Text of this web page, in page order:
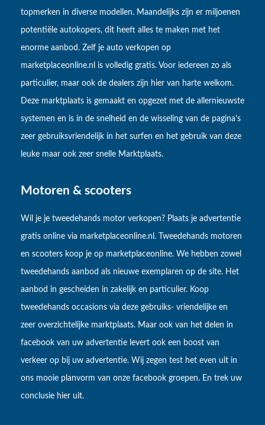
topmerken in diverse modellen. Maandelijks zijn er miljoenen
potentiële autokopers, dit heeft alles te maken met het
enorme aanbod. Zelf je auto verkopen op
marketplaceonline.nl is volledig gratis. Voor iedereen zo als
particulier, maar ook de dealers zijn hier van harte welkom.
Deze marktplaats is gemaakt en opgezet met de allernieuwste
systemen en is in de snelheid en de wisseling van de pagina's
zeer gebruiksvriendelijk in het surfen en het gebruik van deze
leuke maar ook zeer snelle Marktplaats.
Motoren & scooters
Wil je je tweedehands motor verkopen? Plaats je advertentie
gratis online via marketplaceonline.nl. Tweedehands motoren
en scooters koop je op marketplaceonline. We hebben zowel
tweedehands aanbod als nieuwe exemplaren op de site. Het
aanbod in gescheiden in zakelijk en particulier. Koop
tweedehands occasions via deze gebruiks- vriendelijke en
zeer overzichtelijke marktplaats. Maar ook van het delen in
facebook van uw advertentie levert ook een boost van
verkeer op bij uw advertentie. Wij zegen test het even uit in
ons mooie planvorm van onze facebook groepen. En trek uw
conclusie hier uit.